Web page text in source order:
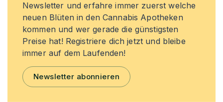
Newsletter und erfahre immer zuerst welche
neuen Blüten in den Cannabis Apotheken
kommen und wer gerade die günstigsten
Preise hat! Registriere dich jetzt und bleibe
immer auf dem Laufenden!
Newsletter abonnieren